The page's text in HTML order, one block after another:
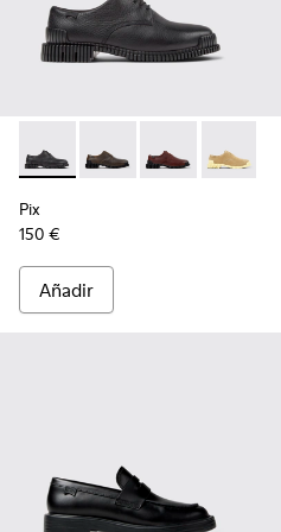
Pix - K201851-001 - Zapatos
Pix - K201851-011
Pix - K201851-
Pix -
Pix
150 €
Añadir